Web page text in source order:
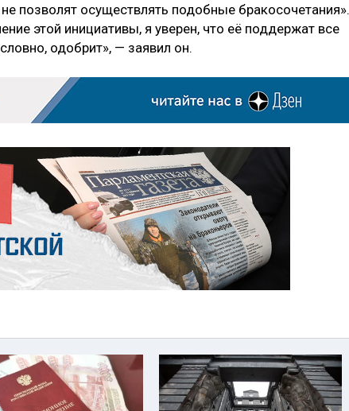
позволят осуществлять подобные бракосочетания».
этой инициативы, я уверен, что её поддержат все
одобрит», — заявил он.